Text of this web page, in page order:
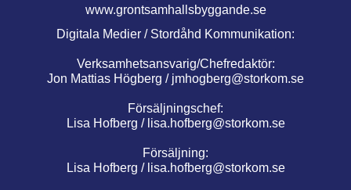
www.grontsamhallsbyggande.se
Digitala Medier / Stordåhd Kommunikation:
Verksamhetsansvarig/Chefredaktör:
Jon Mattias Högberg / jmhogberg@storkom.se
Försäljningschef:
Lisa Hofberg / lisa.hofberg@storkom.se
Försäljning:
Lisa Hofberg / lisa.hofberg@storkom.se